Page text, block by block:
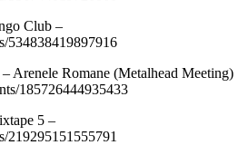
Club –
534838419897916
Arenele Romane (Metalhead Meeting)
185726444935433
5 –
219295151555791